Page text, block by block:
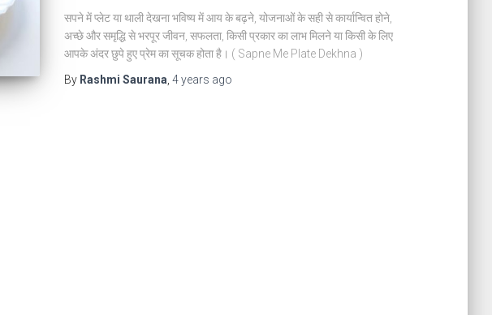
सपने में प्लेट या थाली देखना भविष्य में आय के बढ़ने, योजनाओं के सही से कार्यान्वित होने,
अच्छे और समृद्धि से भरपूर जीवन, सफलता, किसी प्रकार का लाभ मिलने या किसी के लिए
आपके अंदर छुपे हुए प्रेम का सूचक होता है। ( Sapne Me Plate Dekhna )
By Rashmi Saurana 4 years ago